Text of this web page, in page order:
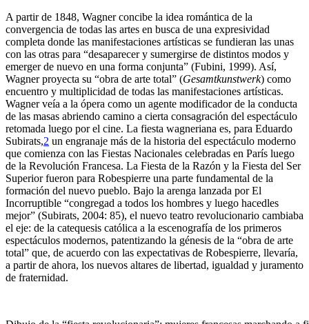
A partir de 1848, Wagner concibe la idea romántica de la
convergencia de todas las artes en busca de una expresividad
completa donde las manifestaciones artísticas se fundieran las unas
con las otras para “desaparecer y sumergirse de distintos modos y
emerger de nuevo en una forma conjunta” (Fubini, 1999). Así,
Wagner proyecta su “obra de arte total” (Gesamtkunstwerk) como
encuentro y multiplicidad de todas las manifestaciones artísticas.
Wagner veía a la ópera como un agente modificador de la conducta
de las masas abriendo camino a cierta consagración del espectáculo
retomada luego por el cine. La fiesta wagneriana es, para Eduardo
Subirats,2 un engranaje más de la historia del espectáculo moderno
que comienza con las Fiestas Nacionales celebradas en París luego
de la Revolución Francesa. La Fiesta de la Razón y la Fiesta del Ser
Superior fueron para Robespierre una parte fundamental de la
formación del nuevo pueblo. Bajo la arenga lanzada por El
Incorruptible “congregad a todos los hombres y luego hacedles
mejor” (Subirats, 2004: 85), el nuevo teatro revolucionario cambiaba
el eje: de la catequesis católica a la escenografía de los primeros
espectáculos modernos, patentizando la génesis de la “obra de arte
total” que, de acuerdo con las expectativas de Robespierre, llevaría,
a partir de ahora, los nuevos altares de libertad, igualdad y juramento
de fraternidad.